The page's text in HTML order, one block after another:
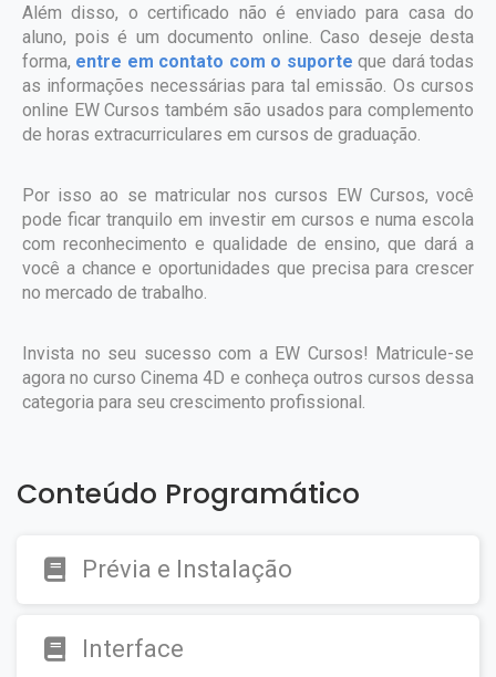
Além disso, o certificado não é enviado para casa do
aluno, pois é um documento online. Caso deseje desta
forma, entre em contato com o suporte que dará todas
as informações necessárias para tal emissão. Os cursos
online EW Cursos também são usados para complemento
de horas extracurriculares em cursos de graduação.
Por isso ao se matricular nos cursos EW Cursos, você
pode ficar tranquilo em investir em cursos e numa escola
com reconhecimento e qualidade de ensino, que dará a
você a chance e oportunidades que precisa para crescer
no mercado de trabalho.
Invista no seu sucesso com a EW Cursos! Matricule-se
agora no curso Cinema 4D e conheça outros cursos dessa
categoria para seu crescimento profissional.
Conteúdo Programático
Prévia e Instalação
Interface